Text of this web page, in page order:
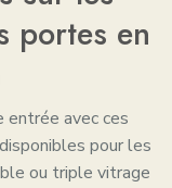
portes en
entrée avec ces
pour les
ou triple vitrage